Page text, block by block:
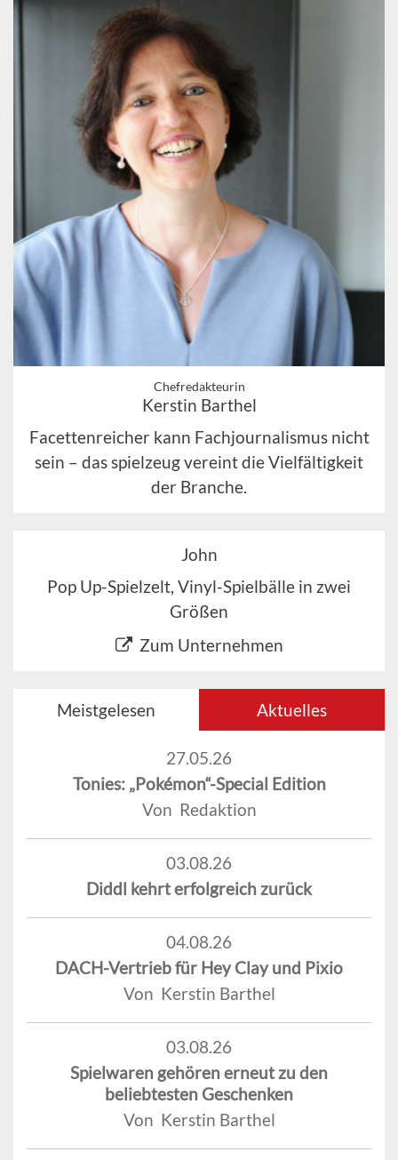
Chefredakteurin
Kerstin Barthel
Facettenreicher kann Fachjournalismus nicht
sein – das spielzeug vereint die Vielfältigkeit
der Branche.
John
Pop Up-Spielzelt, Vinyl-Spielbälle in zwei
Größen
Zum Unternehmen
Meistgelesen Aktuelles
27.05.26
Tonies: „Pokémon“-Special Edition
Von Redaktion
03.08.26
Diddl kehrt erfolgreich zurück
04.08.26
DACH-Vertrieb für Hey Clay und Pixio
Von Kerstin Barthel
03.08.26
Spielwaren gehören erneut zu den
beliebtesten Geschenken
Von Kerstin Barthel